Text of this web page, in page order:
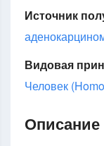
Источник
Видовая
Человек
Описание